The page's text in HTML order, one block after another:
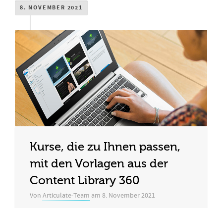
8. NOVEMBER 2021
Kurse, die zu Ihnen passen,
mit den Vorlagen aus der
Content Library 360
Von Articulate-Team am 8. November 2021